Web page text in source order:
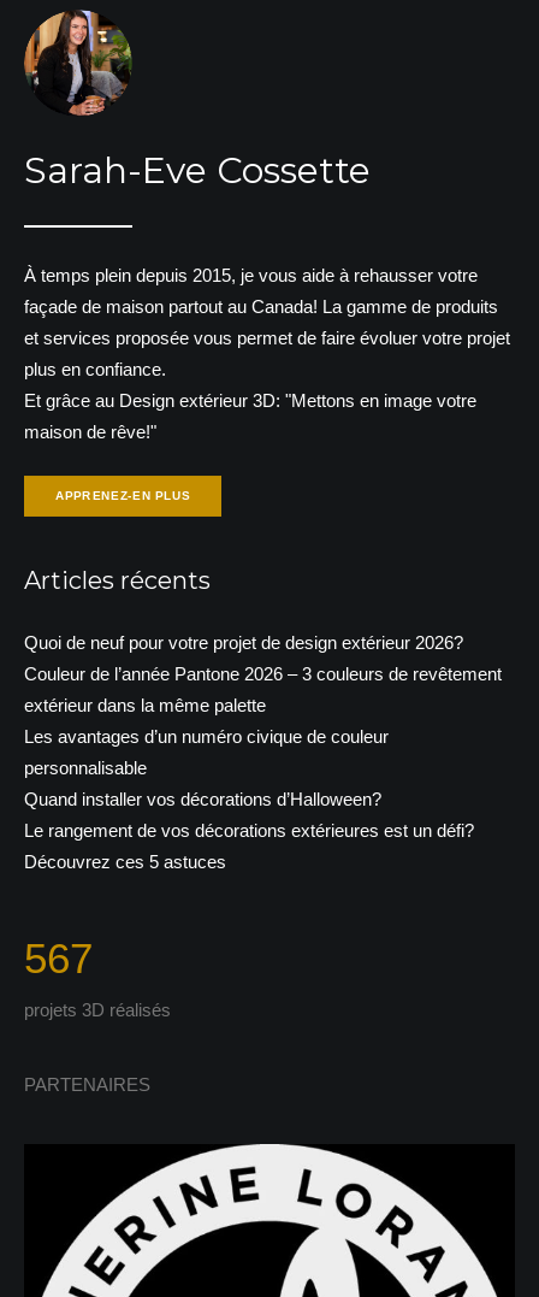
Sarah-Eve Cossette
À temps plein depuis 2015, je vous aide à rehausser votre
façade de maison partout au Canada! La gamme de produits
et services proposée vous permet de faire évoluer votre projet
plus en confiance.
Et grâce au Design extérieur 3D: "Mettons en image votre
maison de rêve!"
APPRENEZ-EN PLUS
Articles récents
Quoi de neuf pour votre projet de design extérieur 2026?
Couleur de l’année Pantone 2026 – 3 couleurs de revêtement
extérieur dans la même palette
Les avantages d’un numéro civique de couleur
personnalisable
Quand installer vos décorations d’Halloween?
Le rangement de vos décorations extérieures est un défi?
Découvrez ces 5 astuces
567
projets 3D réalisés
PARTENAIRES